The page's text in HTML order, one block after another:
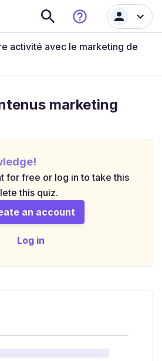
activité avec le marketing de
marketing
for free or log in to take this
this quiz.
an account
Log in